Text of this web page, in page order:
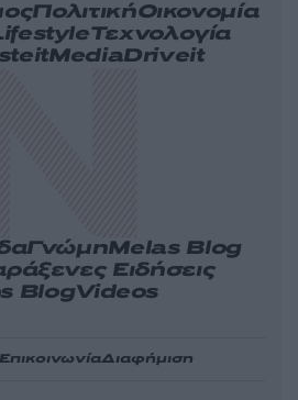
ΠολιτικήΟικονομία
Τεχνολογία
MediaDriveit
ΓνώμηMelas Blog
Ειδήσεις
BlogVideos
Διαφήμιση